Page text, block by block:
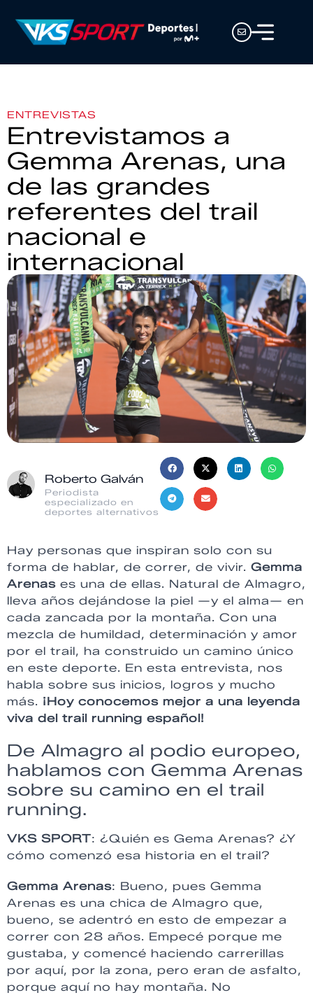
ENTREVISTAS
Entrevistamos a
Gemma Arenas, una
de las grandes
referentes del trail
nacional e
internacional
Roberto Galván
Periodista
especializado en
deportes alternativos
Hay personas que inspiran solo con su
forma de hablar, de correr, de vivir. Gemma
Arenas es una de ellas. Natural de Almagro,
lleva años dejándose la piel —y el alma— en
cada zancada por la montaña. Con una
mezcla de humildad, determinación y amor
por el trail, ha construido un camino único
en este deporte. En esta entrevista, nos
habla sobre sus inicios, logros y mucho
más. ¡Hoy conocemos mejor a una leyenda
viva del trail running español!
De Almagro al podio europeo,
hablamos con Gemma Arenas
sobre su camino en el trail
running.
VKS SPORT: ¿Quién es Gema Arenas? ¿Y
cómo comenzó esa historia en el trail?
Gemma Arenas: Bueno, pues Gemma
Arenas es una chica de Almagro que,
bueno, se adentró en esto de empezar a
correr con 28 años. Empecé porque me
gustaba, y comencé haciendo carrerillas
por aquí, por la zona, pero eran de asfalto,
porque aquí no hay montaña. No